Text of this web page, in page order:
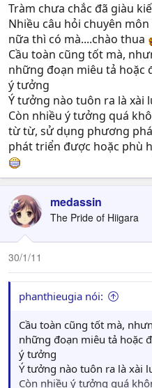
Tràm chưa chắc đã giàu
Nhiều câu hỏi chuyên
nữa thì có mà....chào thua
Cầu toàn cũng tốt mà,
những đoạn miêu tả hoặc
ý tưởng
Ý tưởng nào tuôn ra là xài
Còn nhiều ý tưởng quá
từ từ, sử dụng phương
phát triển được hoặc phù
medassin
The Pride of Hiigara
30/1/11
phanthieugia nói:
Cầu toàn cũng tốt mà,
những đoạn miêu tả hoặc
ý tưởng
Ý tưởng nào tuôn ra là xài
Còn nhiều ý tưởng quá